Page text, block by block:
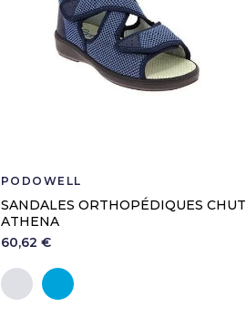
PODOWELL
SANDALES ORTHOPÉDIQUES CHUT
ATHENA
60,62 €
Gris perle
Jean